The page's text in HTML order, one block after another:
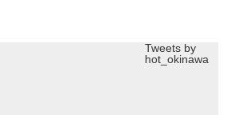
Tweets by
hot_okinawa